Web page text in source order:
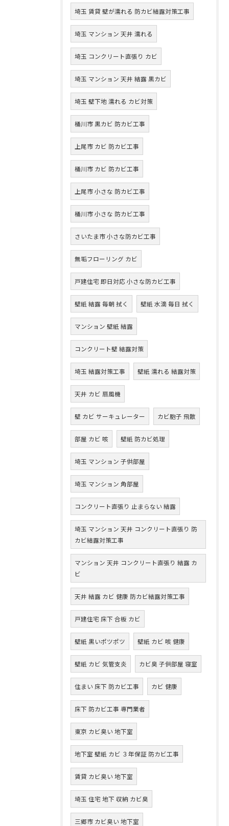
埼玉 賃貸 壁が濡れる 防カビ結露対策工事
埼玉 マンション 天井 濡れる
埼玉 コンクリート直張り カビ
埼玉 マンション 天井 結露 黒カビ
埼玉 壁下地 濡れる カビ対策
桶川市 黒カビ 防カビ工事
上尾市 カビ 防カビ工事
桶川市 カビ 防カビ工事
上尾市 小さな 防カビ工事
桶川市 小さな 防カビ工事
さいたま市 小さな防カビ工事
無垢フローリング カビ
戸建住宅 即日対応 小さな防カビ工事
壁紙 結露 毎朝 拭く 壁紙 水滴 毎日 拭く
マンション 壁紙 結露
コンクリート壁 結露対策
埼玉 結露対策工事 壁紙 濡れる 結露対策
天井 カビ 扇風機
壁 カビ サーキュレーター カビ胞子 飛散
部屋 カビ 咳 壁紙 防カビ処理
埼玉 マンション 子供部屋
埼玉 マンション 角部屋
コンクリート直張り 止まらない 結露
埼玉 マンション 天井 コンクリート直張り 防
カビ結露対策工事
マンション 天井 コンクリート直張り 結露 カ
ビ
天井 結露 カビ 健康 防カビ結露対策工事
戸建住宅 床下 合板 カビ
壁紙 黒いポツポツ 壁紙 カビ 咳 健康
壁紙 カビ 気管支炎 カビ臭 子供部屋 寝室
住まい 床下 防カビ工事 カビ 健康
床下 防カビ工事 専門業者
東京 カビ臭い 地下室
地下室 壁紙 カビ ３年保証 防カビ工事
賃貸 カビ臭い 地下室
埼玉 住宅 地下 収納 カビ臭
三郷市 カビ臭い 地下室